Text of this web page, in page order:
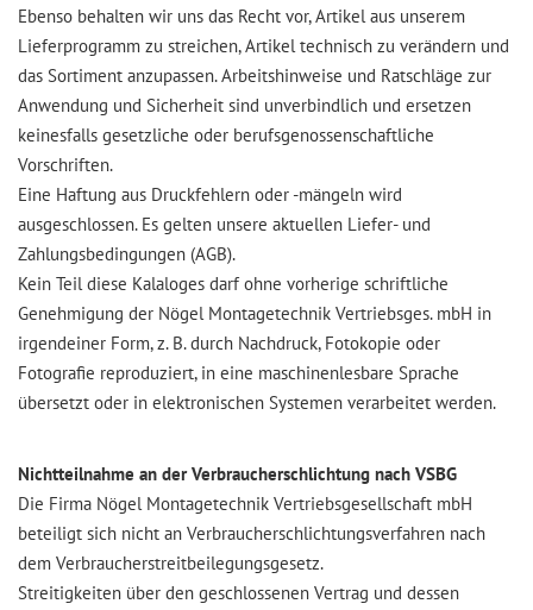
Ebenso behalten wir uns das Recht vor, Artikel aus unserem
Lieferprogramm zu streichen, Artikel technisch zu verändern und
das Sortiment anzupassen. Arbeitshinweise und Ratschläge zur
Anwendung und Sicherheit sind unverbindlich und ersetzen
keinesfalls gesetzliche oder berufsgenossenschaftliche
Vorschriften.
Eine Haftung aus Druckfehlern oder -mängeln wird
ausgeschlossen. Es gelten unsere aktuellen Liefer- und
Zahlungsbedingungen (AGB).
Kein Teil diese Kalaloges darf ohne vorherige schriftliche
Genehmigung der Nögel Montagetechnik Vertriebsges. mbH in
irgendeiner Form, z. B. durch Nachdruck, Fotokopie oder
Fotografie reproduziert, in eine maschinenlesbare Sprache
übersetzt oder in elektronischen Systemen verarbeitet werden.
Nichtteilnahme an der Verbraucherschlichtung nach VSBG
Die Firma Nögel Montagetechnik Vertriebsgesellschaft mbH
beteiligt sich nicht an Verbraucherschlichtungsverfahren nach
dem Verbraucherstreitbeilegungsgesetz.
Streitigkeiten über den geschlossenen Vertrag und dessen